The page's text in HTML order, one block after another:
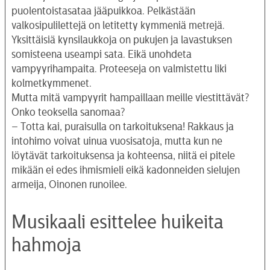
puolentoistasataa jääpuikkoa. Pelkästään
valkosipulilettejä on letitetty kymmeniä metrejä.
Yksittäisiä kynsilaukkoja on pukujen ja lavastuksen
somisteena useampi sata. Eikä unohdeta
vampyyrihampaita. Proteeseja on valmistettu liki
kolmetkymmenet.
Mutta mitä vampyyrit hampaillaan meille viestittävät?
Onko teoksella sanomaa?
– Totta kai, puraisulla on tarkoituksena! Rakkaus ja
intohimo voivat uinua vuosisatoja, mutta kun ne
löytävät tarkoituksensa ja kohteensa, niitä ei pitele
mikään ei edes ihmismieli eikä kadonneiden sielujen
armeija, Oinonen runoilee.
Musikaali esittelee huikeita
hahmoja